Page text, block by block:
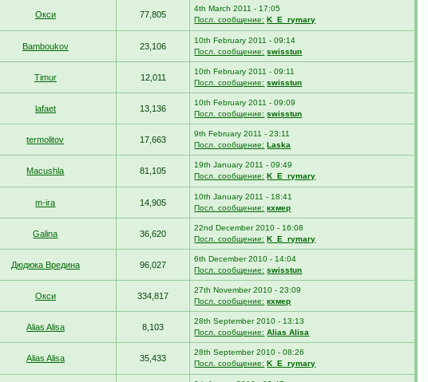
Окси 77,805
4th March 2011 - 17:05
Посл. сообщение: K_E_rymary
Bamboukov 23,106
10th February 2011 - 09:14
Посл. сообщение: swisstun
Timur 12,011
10th February 2011 - 09:11
Посл. сообщение: swisstun
lafaet 13,136
10th February 2011 - 09:09
Посл. сообщение: swisstun
termolitov 17,663
9th February 2011 - 23:11
Посл. сообщение: Laska
Macushla 81,105
19th January 2011 - 09:49
Посл. сообщение: K_E_rymary
m-ira 14,905
10th January 2011 - 18:41
Посл. сообщение: кхмер
Galina 36,620
22nd December 2010 - 16:08
Посл. сообщение: K_E_rymary
Дюдюка Вредина 96,027
6th December 2010 - 14:04
Посл. сообщение: swisstun
Окси 334,817
27th November 2010 - 23:09
Посл. сообщение: кхмер
Alias Alisa 8,103
28th September 2010 - 13:13
Посл. сообщение: Alias Alisa
Alias Alisa 35,433
28th September 2010 - 08:26
Посл. сообщение: K_E_rymary